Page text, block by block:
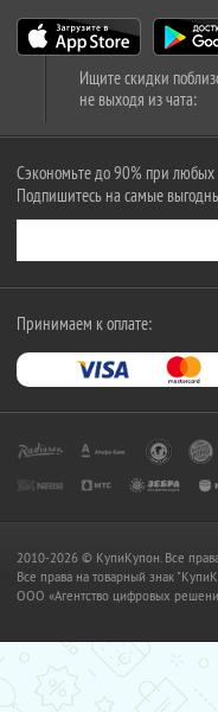
Ищите скидки
не выходя из чата:
Сэкономьте до 90% при любых
Подпишитесь на самые
Принимаем к оплате:
2010-2026 © КупиКупон. Все
Все права на товарный знак
OOO «Агентство цифровых